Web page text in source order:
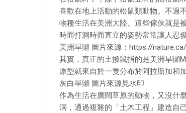
喜歡在地上活動的松鼠類動物。不過
物種生活在美洲大陸。這些傢伙就是
時而打洞時而直立的姿勢常常讓人忍俊
美洲旱獺 圖片來源：https://nature.ca/
其實，真正的土撥鼠指的是美洲旱獺
原型就來自於一隻分布於阿拉斯加和
灰白旱獺 圖片來源見水印
作為生活在廣闊草原的動物，又沒什
洞，通過複雜的「土木工程」建造自